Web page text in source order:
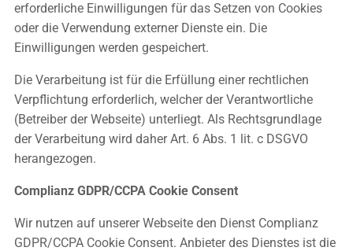
erforderliche Einwilligungen für das Setzen von Cookies
oder die Verwendung externer Dienste ein. Die
Einwilligungen werden gespeichert.
Die Verarbeitung ist für die Erfüllung einer rechtlichen
Verpflichtung erforderlich, welcher der Verantwortliche
(Betreiber der Webseite) unterliegt. Als Rechtsgrundlage
der Verarbeitung wird daher Art. 6 Abs. 1 lit. c DSGVO
herangezogen.
Complianz GDPR/CCPA Cookie Consent
Wir nutzen auf unserer Webseite den Dienst Complianz
GDPR/CCPA Cookie Consent. Anbieter des Dienstes ist die